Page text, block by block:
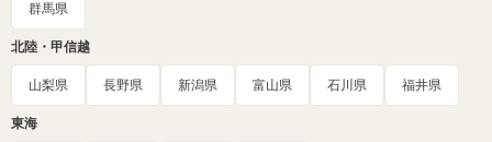
群馬県
北陸・甲信越
山梨県 長野県 新潟県 富山県 石川県 福井県
東海